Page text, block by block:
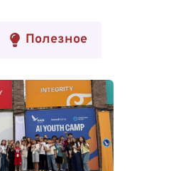
Полезное